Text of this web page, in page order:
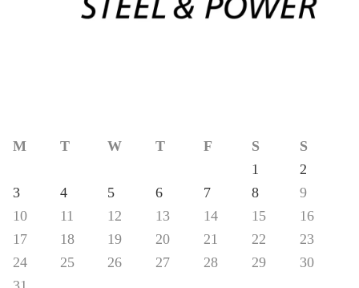
M T W T F S
S
1
2
3
4 5 6 7 8
9
10
11 12 13 14 15
16
17
18 19 20 21 22
23
24
25 26 27 28 29
30